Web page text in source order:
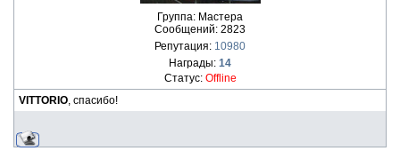
Группа: Мастера
Сообщений: 2823
Репутация: 10980
Награды: 14
Статус: Offline
VITTORIO, спасибо!